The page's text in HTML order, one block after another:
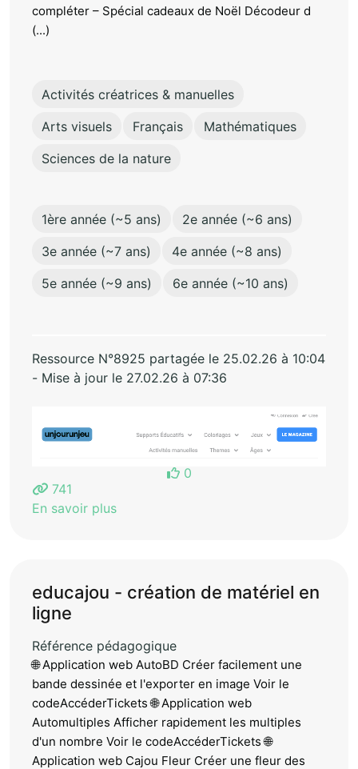
compléter – Spécial cadeaux de Noël Décodeur d
(...)
Activités créatrices & manuelles
Arts visuels
Français
Mathématiques
Sciences de la nature
1ère année (~5 ans)
2e année (~6 ans)
3e année (~7 ans)
4e année (~8 ans)
5e année (~9 ans)
6e année (~10 ans)
Ressource N°8925 partagée le 25.02.26 à 10:04
- Mise à jour le 27.02.26 à 07:36
0
741
En savoir plus
educajou - création de matériel en
ligne
Référence pédagogique
🌐 Application web AutoBD Créer facilement une
bande dessinée et l'exporter en image Voir le
codeAccéderTickets 🌐 Application web
Automultiples Afficher rapidement les multiples
d'un nombre Voir le codeAccéderTickets 🌐
Application web Cajou Fleur Créer une fleur des